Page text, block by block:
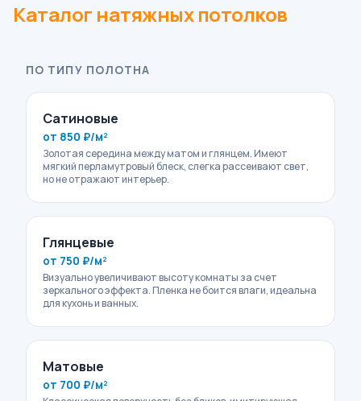
Каталог натяжных потолков
ПО ТИПУ ПОЛОТНА
Сатиновые
от 850 ₽/м²
Золотая середина между матом и глянцем. Имеют
мягкий перламутровый блеск, слегка рассеивают свет,
но не отражают интерьер.
Глянцевые
от 750 ₽/м²
Визуально увеличивают высоту комнаты за счет
зеркального эффекта. Пленка не боится влаги, идеальна
для кухонь и ванных.
Матовые
от 700 ₽/м²